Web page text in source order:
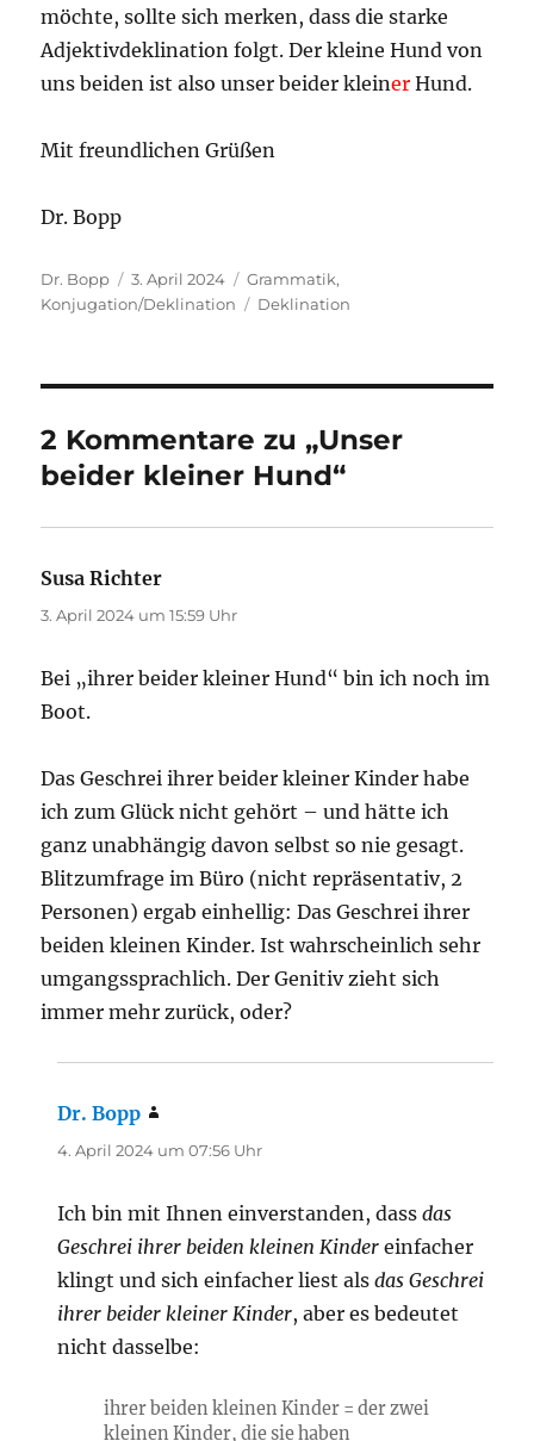
möchte, sollte sich merken, dass die starke
Adjektivdeklination folgt. Der kleine Hund von
uns beiden ist also unser beider kleiner Hund.
Mit freundlichen Grüßen
Dr. Bopp
Autor
Dr. Bopp
Veröffentlicht
am
3. April 2024 Kategorien
Grammatik,
Konjugation/Deklination
Schlagwörter
Deklination
2 Kommentare zu „Unser
beider kleiner Hund“
Susa Richter
3. April 2024 um 15:59 Uhr
Bei „ihrer beider kleiner Hund“ bin ich noch im
Boot.
Das Geschrei ihrer beider kleiner Kinder habe
ich zum Glück nicht gehört – und hätte ich
ganz unabhängig davon selbst so nie gesagt.
Blitzumfrage im Büro (nicht repräsentativ, 2
Personen) ergab einhellig: Das Geschrei ihrer
beiden kleinen Kinder. Ist wahrscheinlich sehr
umgangssprachlich. Der Genitiv zieht sich
immer mehr zurück, oder?
Dr. Bopp
4. April 2024 um 07:56 Uhr
Ich bin mit Ihnen einverstanden, dassdas
Geschrei ihrer beiden kleinen Kinder einfacher
klingt und sich einfacher liest alsdas Geschrei
ihrer beider kleiner Kinder, aber es bedeutet
nicht dasselbe:
ihrer beiden kleinen Kinder = der zwei
kleinen Kinder, die sie haben